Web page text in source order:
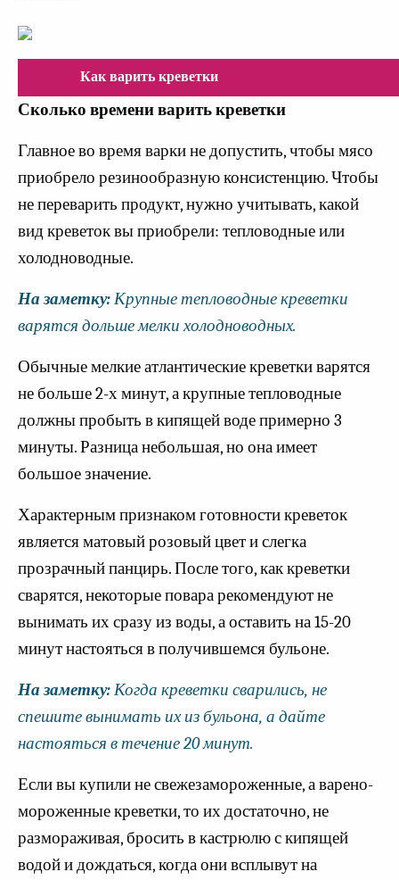
Как варить креветки
Сколько времени варить креветки
Главное во время варки не допустить, чтобы мясо
приобрело резинообразную консистенцию. Чтобы
не переварить продукт, нужно учитывать, какой
вид креветок вы приобрели: тепловодные или
холодноводные.
На заметку:Крупные тепловодные креветки
варятся дольше мелки холодноводных.
Обычные мелкие атлантические креветки варятся
не больше 2-х минут, а крупные тепловодные
должны пробыть в кипящей воде примерно 3
минуты. Разница небольшая, но она имеет
большое значение.
Характерным признаком готовности креветок
является матовый розовый цвет и слегка
прозрачный панцирь. После того, как креветки
сварятся, некоторые повара рекомендуют не
вынимать их сразу из воды, а оставить на 15-20
минут настояться в получившемся бульоне.
На заметку:Когда креветки сварились, не
спешите вынимать их из бульона, а дайте
настояться в течение 20 минут.
Если вы купили не свежезамороженные, а варено-
мороженные креветки, то их достаточно, не
размораживая, бросить в кастрюлю с кипящей
водой и дождаться, когда они всплывут на